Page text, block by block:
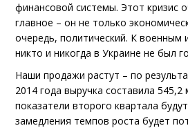
финансовой системы. Этот кризис
главное – он не только
очередь, политический. К
никто и никогда в Украине не был
Наши продажи растут – по
2014 года выручка составила 545,2
показатели второго квартала
замедления темпов роста будет